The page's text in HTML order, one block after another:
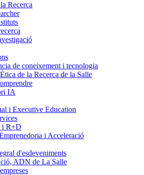
Recerca
de coneixement i tecnologia
de la Recerca de la Salle
IA
i Executive Education
i R+D
i Acceleració
d'esdeveniments
ADN de La Salle